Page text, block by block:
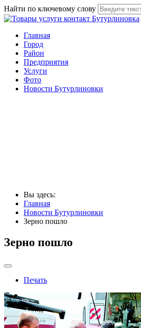
Найти по ключевому слову
Главная
Город
Район
Предприятия
Услуги
Фото
Новости Бутурлиновки
Вы здесь:
Главная
Новости Бутурлиновки
Зерно пошло
Зерно пошло
Печать